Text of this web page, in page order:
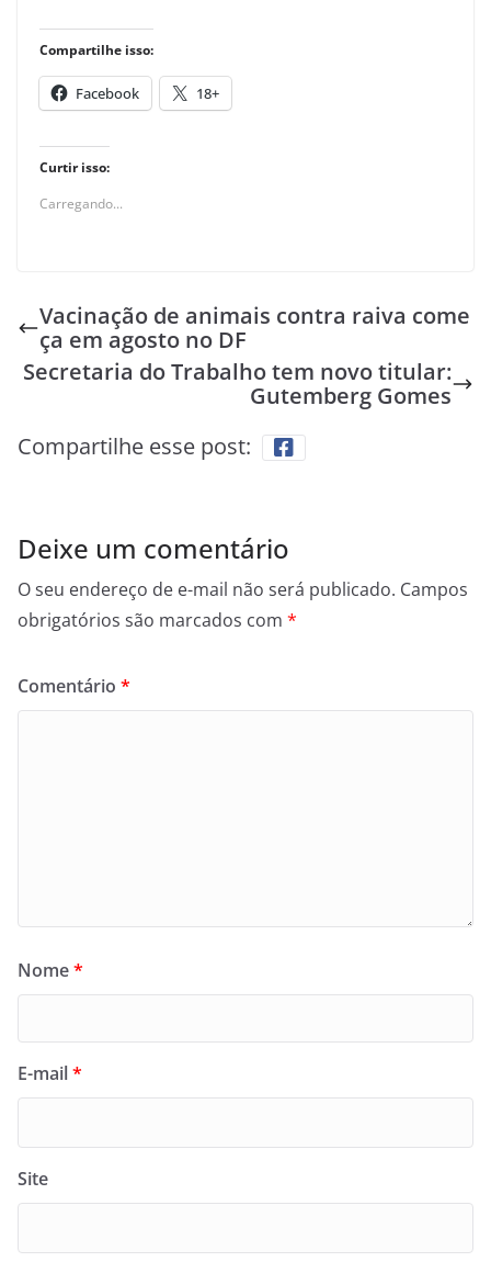
Compartilhe isso:
Facebook 18+
Curtir isso:
Carregando...
Vacinação de animais contra raiva come
ça em agosto no DF
Secretaria do Trabalho tem novo titular:
Gutemberg Gomes
Compartilhe esse post:
Deixe um comentário
O seu endereço de e-mail não será publicado. Campos
obrigatórios são marcados com *
Comentário *
Nome*
E-mail*
Site